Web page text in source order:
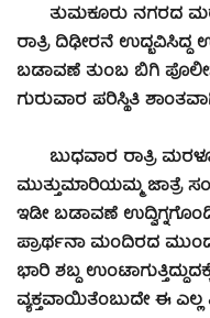
ತುಮಕೂರು ನಗರದ
ರಾತ್ರಿ ದಿಢೀರನೆ ಉದ್ಭವಿಸಿದ್ದ
ಬಡಾವಣೆ ತುಂಬ ಬಿಗಿ
ಗುರುವಾರ ಪರಿಸ್ಥಿತಿ
ಬುಧವಾರ ರಾತ್ರಿ
ಮುತ್ತುಮಾರಿಯಮ್ಮ ಜಾತ್ರೆ
ಇಡೀ ಬಡಾವಣೆ
ಪ್ರಾರ್ಥನಾ ಮಂದಿರದ
ಭಾರಿ ಶಬ್ದ
ವ್ಯಕ್ತವಾಯಿತೆಂಬುದೇ ಈ